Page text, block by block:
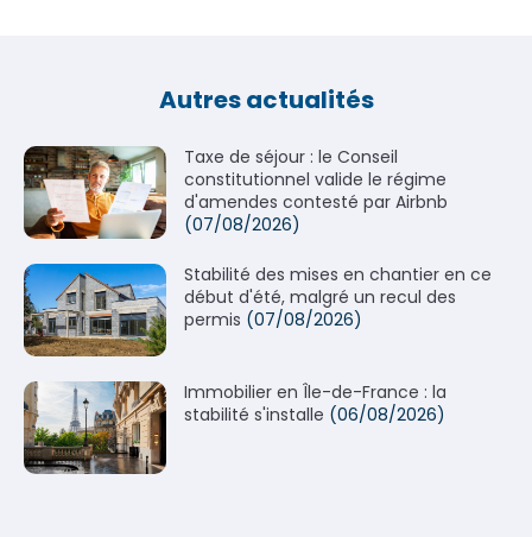
Autres actualités
Taxe de séjour : le Conseil
constitutionnel valide le régime
d'amendes contesté par Airbnb
(07/08/2026)
Stabilité des mises en chantier en ce
début d'été, malgré un recul des
permis (07/08/2026)
Immobilier en Île-de-France : la
stabilité s'installe (06/08/2026)